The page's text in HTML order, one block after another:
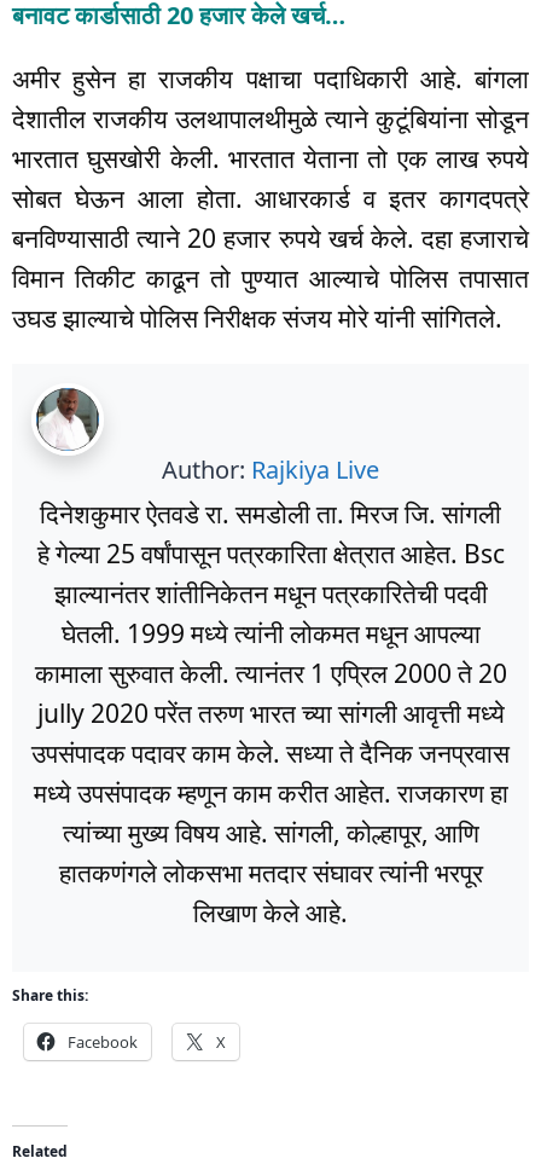
बनावट कार्डासाठी 20 हजार केले खर्च…
अमीर हुसेन हा राजकीय पक्षाचा पदाधिकारी आहे. बांगला
देशातील राजकीय उलथापालथीमुळे त्याने कुटूंबियांना सोडून
भारतात घुसखोरी केली. भारतात येताना तो एक लाख रुपये
सोबत घेऊन आला होता. आधारकार्ड व इतर कागदपत्रे
बनविण्यासाठी त्याने 20 हजार रुपये खर्च केले. दहा हजाराचे
विमान तिकीट काढून तो पुण्यात आल्याचे पोलिस तपासात
उघड झाल्याचे पोलिस निरीक्षक संजय मोरे यांनी सांगितले.
Author: Rajkiya Live
दिनेशकुमार ऐतवडे रा. समडोली ता. मिरज जि. सांगली
हे गेल्या 25 वर्षांपासून पत्रकारिता क्षेत्रात आहेत. Bsc
झाल्यानंतर शांतीनिकेतन मधून पत्रकारितेची पदवी
घेतली. 1999 मध्ये त्यांनी लोकमत मधून आपल्या
कामाला सुरुवात केली. त्यानंतर 1 एप्रिल 2000 ते 20
jully 2020 परेंत तरुण भारत च्या सांगली आवृत्ती मध्ये
उपसंपादक पदावर काम केले. सध्या ते दैनिक जनप्रवास
मध्ये उपसंपादक म्हणून काम करीत आहेत. राजकारण हा
त्यांच्या मुख्य विषय आहे. सांगली, कोल्हापूर, आणि
हातकणंगले लोकसभा मतदार संघावर त्यांनी भरपूर
लिखाण केले आहे.
Share this:
Facebook X
Related